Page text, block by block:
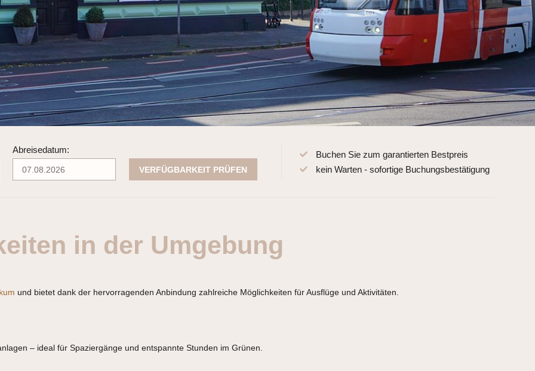
Abreisedatum:
VERFÜGBARKEIT PRÜFEN
Buchen Sie zum garantierten Bestpreis
kein Warten - sofortige Buchungsbestätigung
in der Umgebung
und bietet dank der hervorragenden Anbindung zahlreiche Möglichkeiten für Ausflüge und Aktivitäten.
– ideal für Spaziergänge und entspannte Stunden im Grünen.